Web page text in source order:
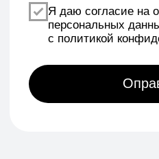
Реквизиты